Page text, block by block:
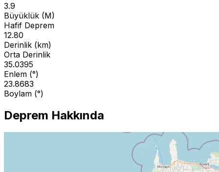
3.9
Büyüklük (M)
Hafif Deprem
12.80
Derinlik (km)
Orta Derinlik
35.0395
Enlem (°)
23.8683
Boylam (°)
Deprem Hakkında